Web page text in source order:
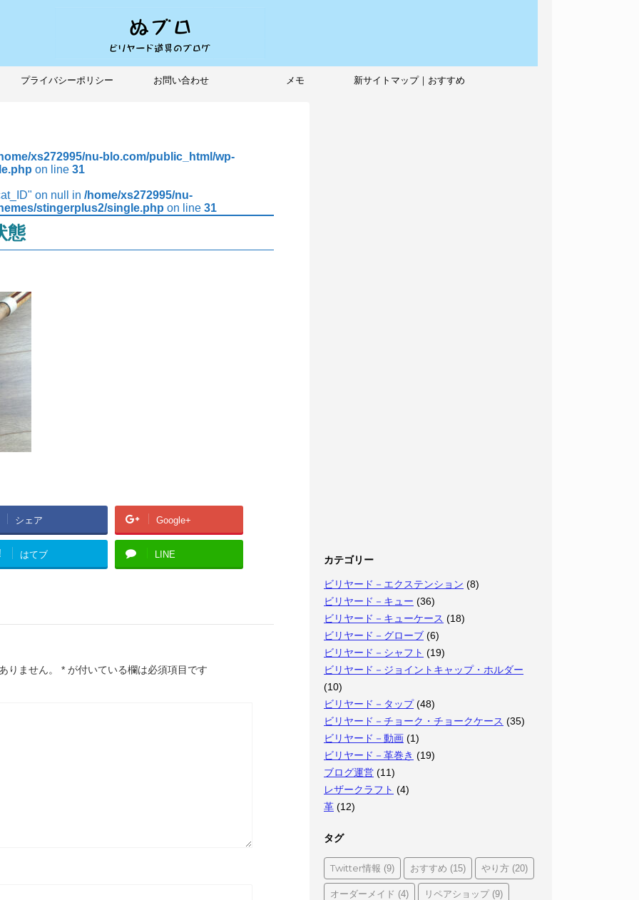
プライバシーポリシー お問い合わせ メモ 新サイトマップ｜おすすめ
xs272995/nu-blo.com/public_html/wp-
on line 31
on null in /home/xs272995/nu-
stingerplus2/single.php on line 31
態
シェア Google+
はてブ LINE
りません。 * が付いている欄は必須項目です
カテゴリー
ビリヤード－エクステンション (8)
ビリヤード－キュー (36)
ビリヤード－キューケース (18)
ビリヤード－グローブ (6)
ビリヤード－シャフト (19)
ビリヤード－ジョイントキャップ・ホルダー
(10)
ビリヤード－タップ(48)
ビリヤード－チョーク・チョークケース (35)
ビリヤード－動画 (1)
ビリヤード－革巻き (19)
ブログ運営 (11)
レザークラフト (4)
革 (12)
タグ
Twitter情報 (9) おすすめ (15) やり方 (20)
オーダーメイド (4) リペアショップ(9)